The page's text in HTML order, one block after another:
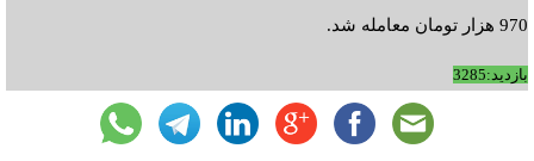
970 هزار تومان معامله شد.
بازدید:3285